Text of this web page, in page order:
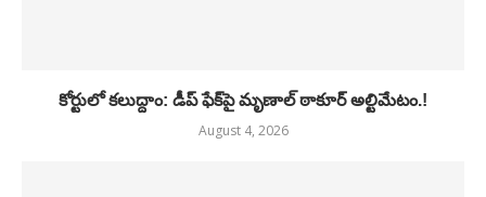
కోర్టులో కలుద్దాం: డీప్ ఫేక్‌పై మృణాల్ ఠాకూర్ అల్టిమేటం.!
August 4, 2026